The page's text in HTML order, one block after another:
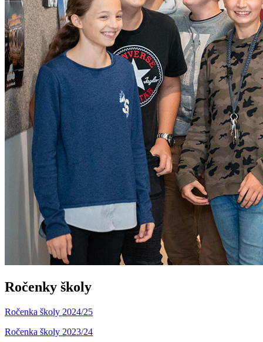
Ročenky školy
Ročenka školy 2024/25
Ročenka školy 2023/24